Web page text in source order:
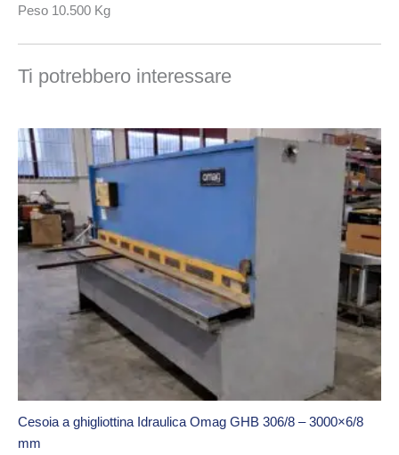
Peso 10.500 Kg
Ti potrebbero interessare
Cesoia a ghigliottina Idraulica Omag GHB 306/8 – 3000×6/8
mm